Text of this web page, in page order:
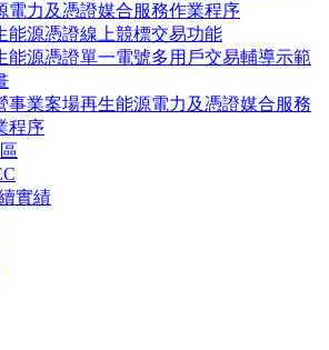
電力及憑證媒合服務作業程序
能源憑證線上競標交易功能
能源憑證單一電號多用戶交易輔導示範
事業案場再生能源電力及憑證媒合服務
程序
實績